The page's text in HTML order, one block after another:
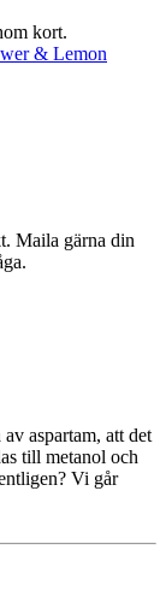
kort.
& Lemon
Maila gärna din
aspartam, att det
till metanol och
Vi går